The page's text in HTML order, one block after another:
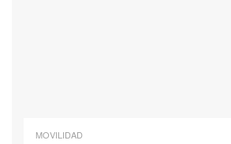
MOVILIDAD